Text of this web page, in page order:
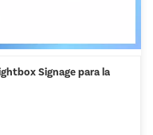
Signage para la